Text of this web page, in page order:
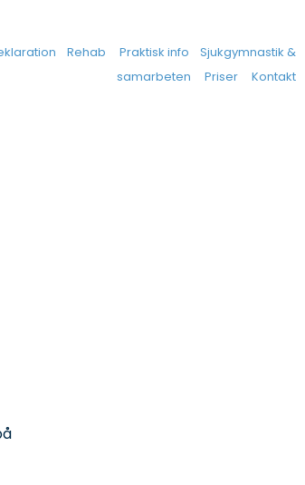
Rehab Praktisk info
Sjukgymnastik &
samarbeten
Priser Kontakt